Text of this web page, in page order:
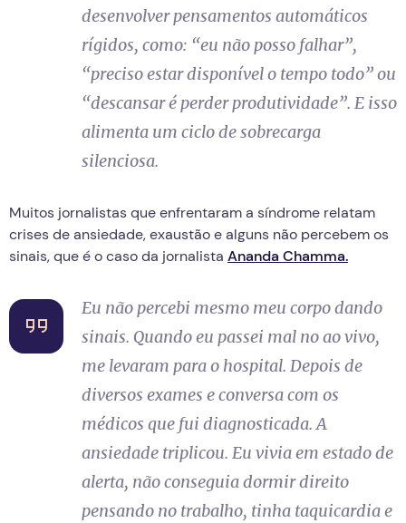
desenvolver pensamentos automáticos
rígidos, como: “eu não posso falhar”,
“preciso estar disponível o tempo todo” ou
“descansar é perder produtividade”. E isso
alimenta um ciclo de sobrecarga
silenciosa.
Muitos jornalistas que enfrentaram a síndrome relatam
crises de ansiedade, exaustão e alguns não percebem os
sinais, que é o caso da jornalista Ananda Chamma.
Eu não percebi mesmo meu corpo dando
sinais. Quando eu passei mal no ao vivo,
me levaram para o hospital. Depois de
diversos exames e conversa com os
médicos que fui diagnosticada. A
ansiedade triplicou. Eu vivia em estado de
alerta, não conseguia dormir direito
pensando no trabalho, tinha taquicardia e